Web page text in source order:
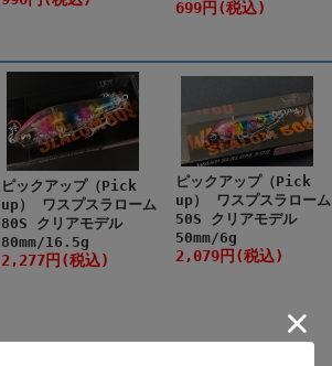
699円(税込)
ピックアップ（Pick
up） ワスプスラローム
80S クリアモデル
80mm/16.5g
2,277円(税込)
ピックアップ（Pick
up） ワスプスラローム
50S クリアモデル
50mm/6g
2,079円(税込)